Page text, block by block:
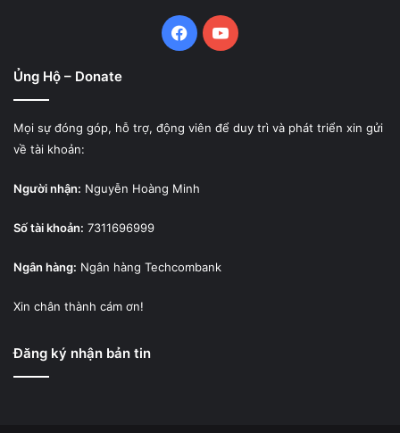
FacebookYouTube
Ủng Hộ – Donate
Mọi sự đóng góp, hỗ trợ, động viên để duy trì và phát triển xin gửi
về tài khoản:
Người nhận: Nguyễn Hoàng Minh
Số tài khoản: 7311696999
Ngân hàng: Ngân hàng Techcombank
Xin chân thành cám ơn!
Đăng ký nhận bản tin